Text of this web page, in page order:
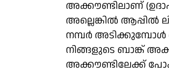
അക്കൗണ്ടിലാണ്
അല്ലെങ്കില്‍ ആപ്പില്‍
നമ്പര്‍
നിങ്ങളുടെ ബാങ്ക്
അക്കൗണ്ടിലേക്ക്